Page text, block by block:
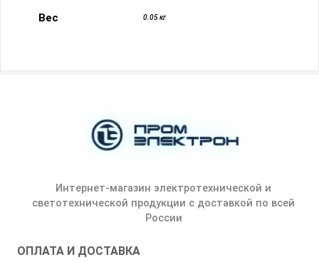
Вес 0.05 кг
Интернет-магазин электротехнической и
светотехнической продукции с доставкой по всей
России
ОПЛАТА И ДОСТАВКА